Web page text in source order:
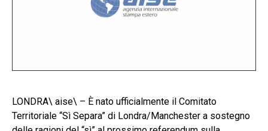
LONDRA\ aise\ – È nato ufficialmente il Comitato
Territoriale “Sì Separa” di Londra/Manchester a sostegno